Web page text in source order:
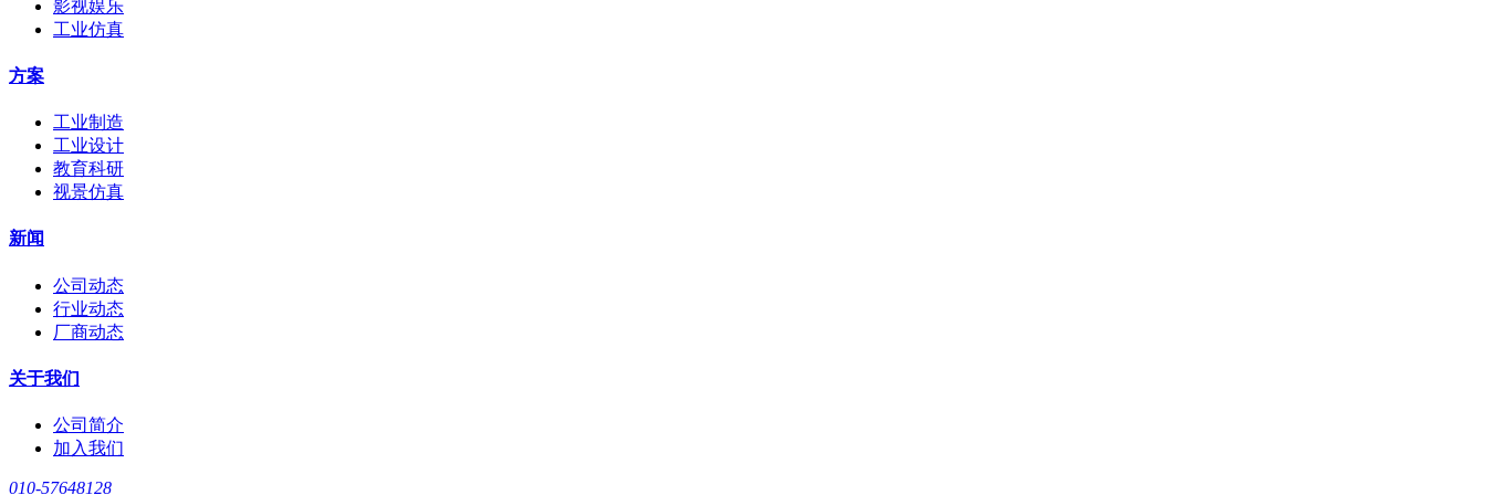
影视娱乐
工业仿真
方案
工业制造
工业设计
教育科研
视景仿真
新闻
公司动态
行业动态
厂商动态
关于我们
公司简介
加入我们
010-57648128